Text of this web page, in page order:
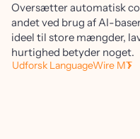
Oversætter automatisk
andet ved brug af AI-
ideel til store mængder,
hurtighed betyder noget.
Udforsk LanguageWire MT